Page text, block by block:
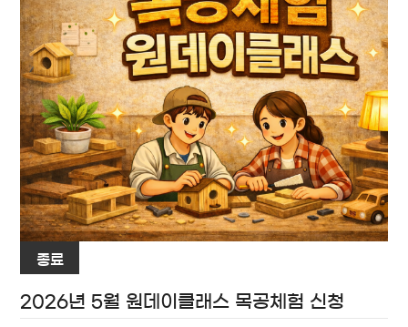
종료
2026년 5월 원데이클래스 목공체험 신청